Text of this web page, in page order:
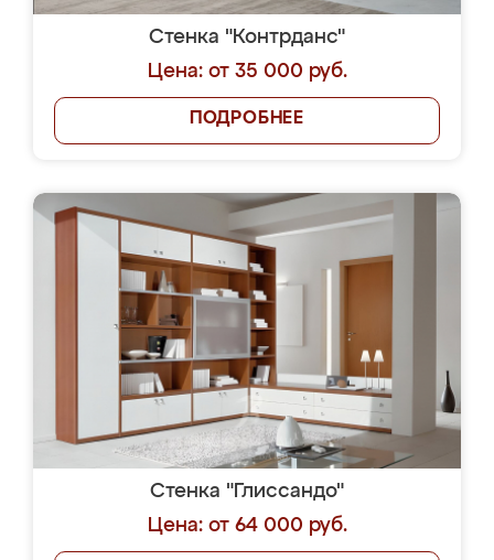
Стенка "Контрданс"
Цена: от 35 000 руб.
ПОДРОБНЕЕ
Стенка "Глиссандо"
Цена: от 64 000 руб.